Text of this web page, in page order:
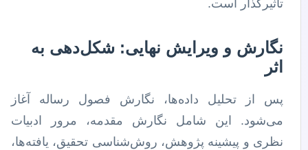
تاثیرگذار است.
نگارش و ویرایش نهایی: شکل‌دهی به
اثر
پس از تحلیل داده‌ها، نگارش فصول رساله آغاز
می‌شود. این شامل نگارش مقدمه، مرور ادبیات
نظری و پیشینه پژوهش، روش‌شناسی تحقیق، یافته‌ها،